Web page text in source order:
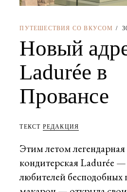
ПУТЕШЕСТВИЯ СО ВКУСОМ
Новый
Ladurée в
Провансе
ТЕКСТ РЕДАКЦИЯ
Этим летом легендарная
кондитерская Ladurée
любителей